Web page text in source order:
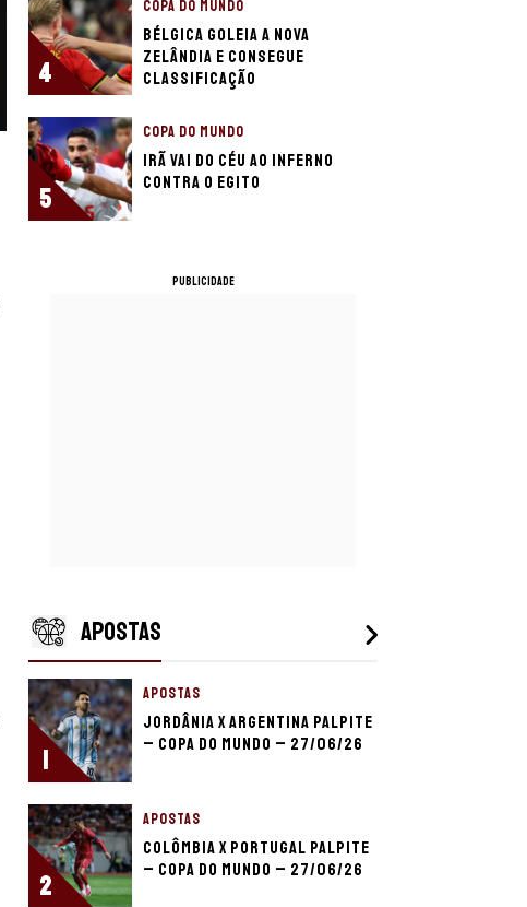
4
COPA DO MUNDO
Bélgica goleia a Nova
Zelândia e consegue
classificação
5
COPA DO MUNDO
Irã vai do céu ao inferno
contra o Egito
PUBLICIDADE
APOSTAS
1
APOSTAS
Jordânia x Argentina palpite
– Copa do Mundo – 27/06/26
2
APOSTAS
Colômbia x Portugal palpite
– Copa do Mundo – 27/06/26